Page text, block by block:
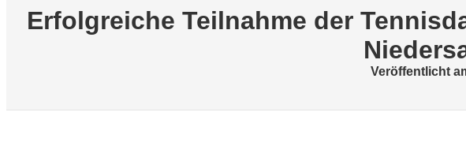
Erfolgreiche Teilnahme der
Veröffentlicht